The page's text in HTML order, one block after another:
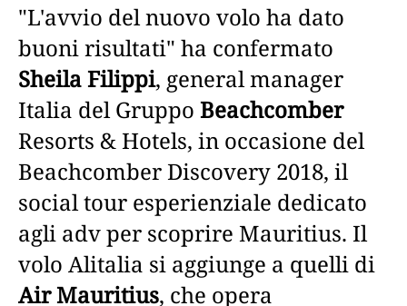
"L'avvio del nuovo volo ha dato
buoni risultati" ha confermato
Sheila Filippi, general manager
Italia del Gruppo Beachcomber
Resorts & Hotels, in occasione del
Beachcomber Discovery 2018, il
social tour esperienziale dedicato
agli adv per scoprire Mauritius. Il
volo Alitalia si aggiunge a quelli di
Air Mauritius, che opera